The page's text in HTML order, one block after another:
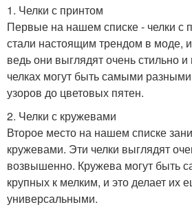
1. Челки с принтом
Первые на нашем списке - челки с
стали настоящим трендом в моде,
ведь они выглядят очень стильно
челках могут быть самыми разными
узоров до цветовых пятен.
2. Челки с кружевами
Второе место на нашем списке
кружевами. Эти челки выглядят
возвышенно. Кружева могут быть
крупных к мелким, и это делает их
универсальными.